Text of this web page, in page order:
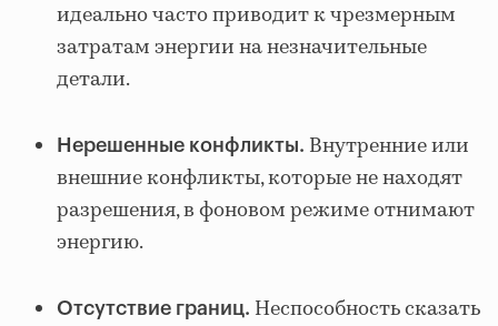
идеально часто приводит к чрезмерным
затратам энергии на незначительные
детали.
Нерешенные конфликты. Внутренние или
внешние конфликты, которые не находят
разрешения, в фоновом режиме отнимают
энергию.
Отсутствие границ. Неспособность сказать